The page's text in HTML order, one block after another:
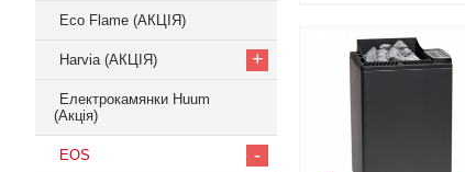
Eco Flame (АКЦІЯ)
Harvia (АКЦІЯ) +
Електрокамянки Huum
(Акція)
EOS -